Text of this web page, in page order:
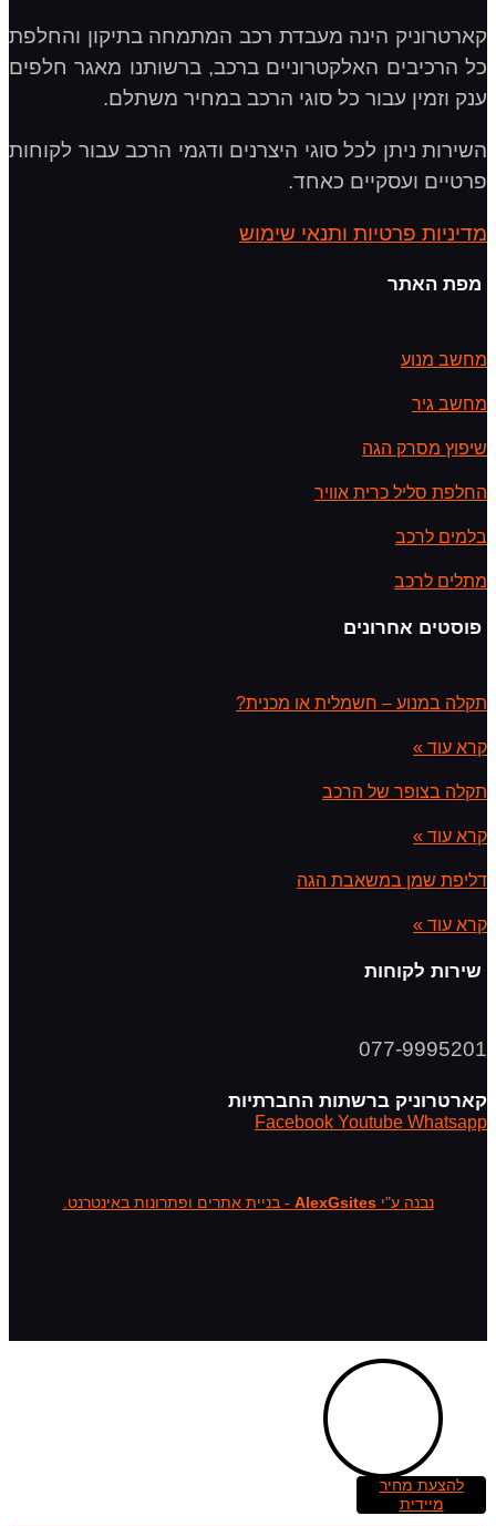
קארטרוניק הינה מעבדת רכב המתמחה בתיקון והחלפת
כל הרכיבים האלקטרוניים ברכב, ברשותנו מאגר חלפים
ענק וזמין עבור כל סוגי הרכב במחיר משתלם.
השירות ניתן לכל סוגי היצרנים ודגמי הרכב עבור לקוחות
פרטיים ועסקיים כאחד.
מדיניות פרטיות ותנאי שימוש
מפת האתר
מחשב מנוע
מחשב גיר
שיפוץ מסרק הגה
החלפת סליל כרית אוויר
בלמים לרכב
מתלים לרכב
פוסטים אחרונים
תקלה במנוע – חשמלית או מכנית?
קרא עוד »
תקלה בצופר של הרכב
קרא עוד »
דליפת שמן במשאבת הגה
קרא עוד »
שירות לקוחות
077-9995201
קארטרוניק ברשתות החברתיות
Facebook Youtube Whatsapp
נבנה ע"יAlexGsites - בניית אתרים ופתרונות באינטרנט.
להצעת מחיר
מיידית